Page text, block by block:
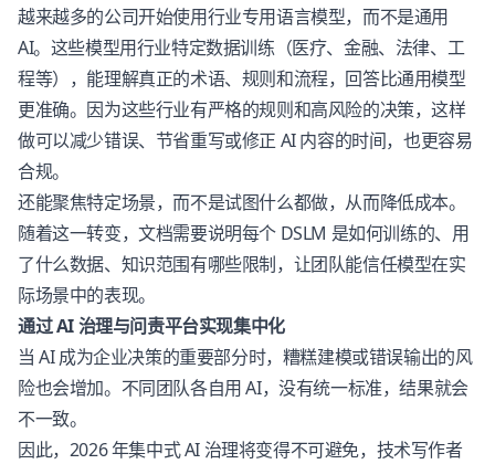
越来越多的公司开始使用行业专用语言模型，而不是通用
AI。这些模型用行业特定数据训练（医疗、金融、法律、工
程等），能理解真正的术语、规则和流程，回答比通用模型
更准确。因为这些行业有严格的规则和高风险的决策，这样
做可以减少错误、节省重写或修正 AI 内容的时间，也更容易
合规。
还能聚焦特定场景，而不是试图什么都做，从而降低成本。
随着这一转变，文档需要说明每个 DSLM 是如何训练的、用
了什么数据、知识范围有哪些限制，让团队能信任模型在实
际场景中的表现。
通过 AI 治理与问责平台实现集中化
当 AI 成为企业决策的重要部分时，糟糕建模或错误输出的风
险也会增加。不同团队各自用 AI，没有统一标准，结果就会
不一致。
因此，2026 年集中式 AI 治理将变得不可避免，技术写作者